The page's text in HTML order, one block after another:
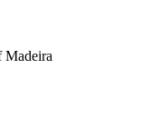
Madeira